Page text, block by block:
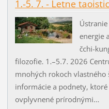
1.-5. 7. - Letne
energie
čchi-
filozofie. 1.–5.7. 2026
mnohých rokoch vlastného
informácie a podnety,
ovplyvnené prírodnými...